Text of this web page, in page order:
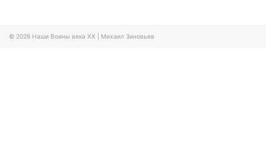
© 2026 Наши Воины века XX Михаил Зиновьев